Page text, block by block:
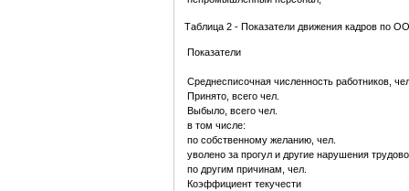
Таблица 2 - Показатели движения кадров по
Показатели
Среднесписочная численность работников,
Принято, всего чел.
Выбыло, всего чел.
в том числе:
по собственному желанию, чел.
уволено за прогул и другие нарушения
по другим причинам, чел.
Коэффициент текучести